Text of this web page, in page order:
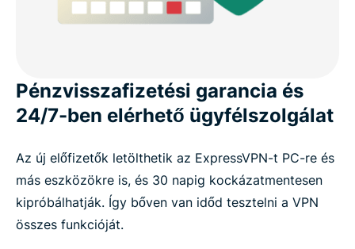
Pénzvisszafizetési garancia és
24/7-ben elérhető ügyfélszolgálat
Az új előfizetők letölthetik az ExpressVPN-t PC-re és
más eszközökre is, és 30 napig kockázatmentesen
kipróbálhatják. Így bőven van időd tesztelni a VPN
összes funkcióját.